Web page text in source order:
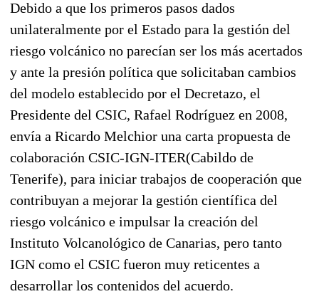
Debido a que los primeros pasos dados
unilateralmente por el Estado para la gestión del
riesgo volcánico no parecían ser los más acertados
y ante la presión política que solicitaban cambios
del modelo establecido por el Decretazo, el
Presidente del CSIC, Rafael Rodríguez en 2008,
envía a Ricardo Melchior una carta propuesta de
colaboración CSIC-IGN-ITER(Cabildo de
Tenerife), para iniciar trabajos de cooperación que
contribuyan a mejorar la gestión científica del
riesgo volcánico e impulsar la creación del
Instituto Volcanológico de Canarias, pero tanto
IGN como el CSIC fueron muy reticentes a
desarrollar los contenidos del acuerdo.